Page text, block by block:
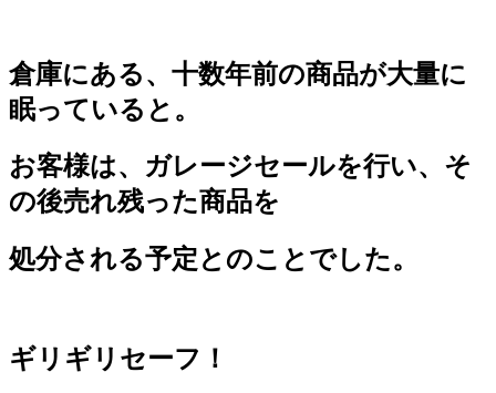
倉庫にある、十数年前の商品が大量に
眠っていると。
お客様は、ガレージセールを行い、そ
の後売れ残った商品を
処分される予定とのことでした。
ギリギリセーフ！